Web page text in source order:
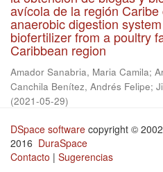
avícola de la región
anaerobic digestion
biofertilizer from a poultry
Caribbean region
Amador Sanabria, Maria Camila;
Canchila Benítez, Andrés Felipe;
(2021-05-29)
DSpace software copyright ©
2016 DuraSpace
Contacto | Sugerencias